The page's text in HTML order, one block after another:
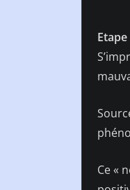
Etape
Ce «